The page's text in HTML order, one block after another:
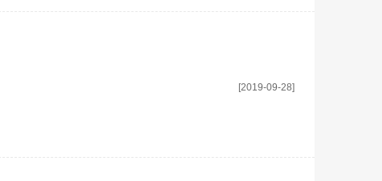
[2019-09-28]